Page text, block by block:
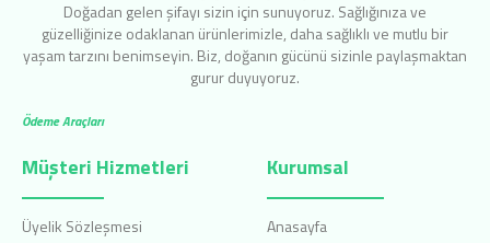
Doğadan gelen şifayı sizin için sunuyoruz. Sağlığınıza ve
güzelliğinize odaklanan ürünlerimizle, daha sağlıklı ve mutlu bir
yaşam tarzını benimseyin. Biz, doğanın gücünü sizinle paylaşmaktan
gurur duyuyoruz.
Ödeme Araçları
Müşteri Hizmetleri
Üyelik Sözleşmesi
Kurumsal
Anasayfa